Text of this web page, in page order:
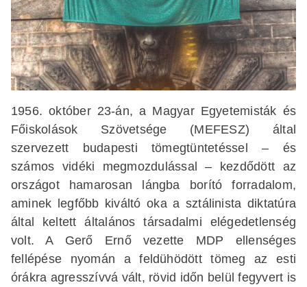
1956. október 23-án, a Magyar Egyetemisták és
Főiskolások Szövetsége (MEFESZ) által
szervezett budapesti tömegtüntetéssel – és
számos vidéki megmozdulással – kezdődött az
országot hamarosan lángba borító forradalom,
aminek legfőbb kiváltó oka a sztálinista diktatúra
által keltett általános társadalmi elégedetlenség
volt. A Gerő Ernő vezette MDP ellenséges
fellépése nyomán a feldühödött tömeg az esti
órákra agresszívvá vált, rövid időn belül fegyvert is